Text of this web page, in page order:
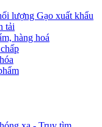
lượng Gạo xuất khẩu
tải
hàng hoá